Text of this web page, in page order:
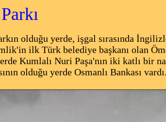
olduğu yerde, işgal sırasında
ilk Türk belediye başkanı olan
Kumlalı Nuri Paşa'nın iki katlı bir
olduğu yerde Osmanlı Bankası